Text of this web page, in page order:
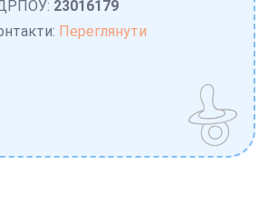
23016179
Переглянути